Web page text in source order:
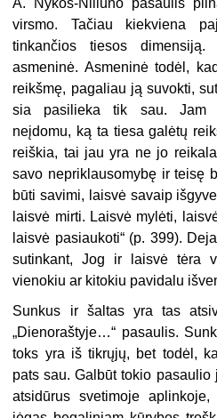
virsmo. Ta­čiau kiekviena
tinkančios tiesos
asmeninė. As­meninė todėl,
reikšmę, pagaliau ją su­vokti,
sia pasilieka tik sau. Jam
neįdomu, ką ta tiesa galėtų
reiškia, tai jau yra ne jo
savo nepriklausomybę ir teisę
būti savimi, lais­vė savaip
laisvė mirti. Laisvė mylėti,
lais­vė pasiaukoti“ (p. 399).
sutinkant, Jog ir laisvė tėra
vienokiu ar kitokiu pavidalu
Sunkus ir šaltas yra tas
„Dieno­raštyje…“ pasaulis.
toks yra iš tik­rųjų, bet todėl,
pats sau. Galbūt tokio
atsidūrus svetimoje